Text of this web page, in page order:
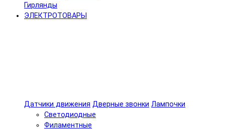
Гирлянды
ЭЛЕКТРОТОВАРЫ
Датчики движения Дверные звонки Лампочки
Светодиодные
Филаментные